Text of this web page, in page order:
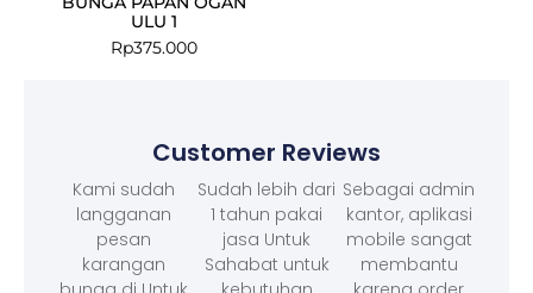
ULU 1
Rp375.000
Customer Reviews
Kami sudah
langganan
pesan
karangan
Sudah lebih dari
1 tahun pakai
jasa Untuk
Sahabat untuk
Sebagai admin
kantor, aplikasi
mobile sangat
membantu